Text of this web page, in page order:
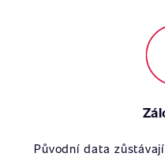
Původní data